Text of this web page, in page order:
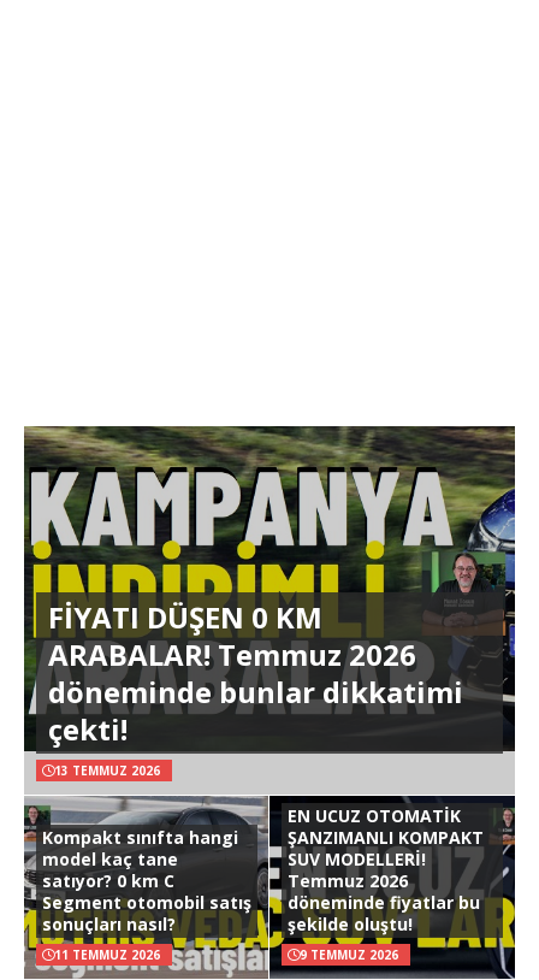
FİYATI DÜŞEN 0 KM
ARABALAR! Temmuz 2026
döneminde bunlar dikkatimi
çekti!
13 TEMMUZ 2026
Kompakt sınıfta hangi
model kaç tane
satıyor? 0 km C
Segment otomobil satış
sonuçları nasıl?
11 TEMMUZ 2026
EN UCUZ OTOMATİK
ŞANZIMANLI KOMPAKT
SUV MODELLERİ!
Temmuz 2026
döneminde fiyatlar bu
şekilde oluştu!
9 TEMMUZ 2026